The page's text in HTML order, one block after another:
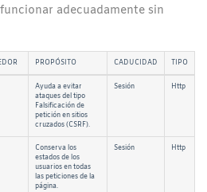
adecuadamente sin
PROPÓSITO CADUCIDAD TIPO
Ayuda a evitar
ataques del tipo
Falsificación de
petición en sitios
cruzados (CSRF).
Sesión Http
Conserva los
estados de los
usuarios en todas
las peticiones de la
página.
Sesión Http